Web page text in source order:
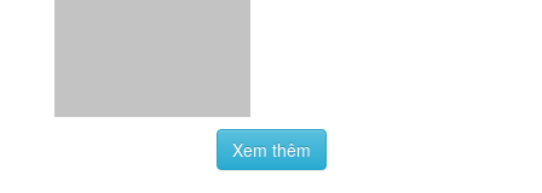
Xem thêm